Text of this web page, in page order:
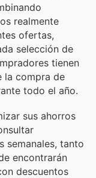
realmente
ofertas,
selección de
tienen
la compra de
todo el año.
sus ahorros
semanales, tanto
encontrarán
descuentos